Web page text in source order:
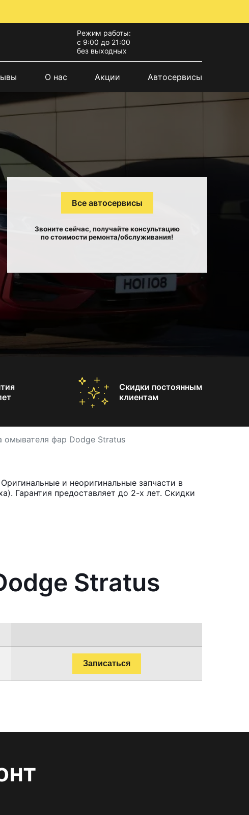
Режим работы:
с 9:00 до 21:00
без выходных
О нас Акции Автосервисы
Все автосервисы
Звоните сейчас, получайте консультацию
по стоимости ремонта/обслуживания!
Скидки постоянным
клиентам
омывателя фар Dodge Stratus
и неоригинальные запчасти в
Гарантия предоставляет до 2-х лет. Скидки
Stratus
Записаться